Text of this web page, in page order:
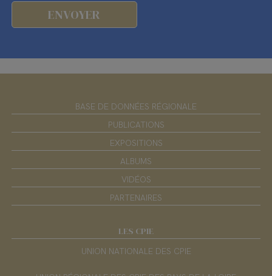
BASE DE DONNÉES RÉGIONALE
PUBLICATIONS
EXPOSITIONS
ALBUMS
VIDÉOS
PARTENAIRES
LES CPIE
UNION NATIONALE DES CPIE